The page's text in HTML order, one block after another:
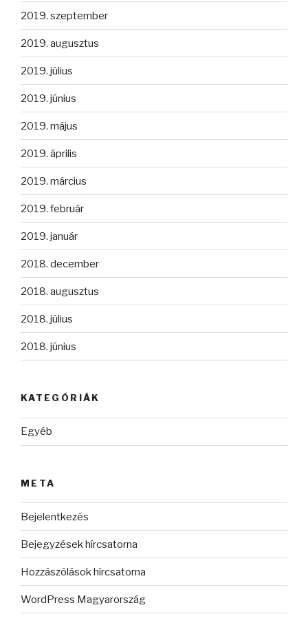
2019. szeptember
2019. augusztus
2019. július
2019. június
2019. május
2019. április
2019. március
2019. február
2019. január
2018. december
2018. augusztus
2018. július
2018. június
KATEGÓRIÁK
Egyéb
META
Bejelentkezés
Bejegyzések hírcsatorna
Hozzászólások hírcsatorna
WordPress Magyarország